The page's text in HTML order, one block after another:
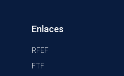
Enlaces
RFEF
FTF